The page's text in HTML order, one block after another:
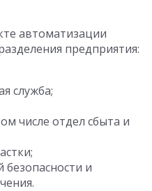
автоматизации
предприятия:
служба;
числе отдел сбыта и
безопасности и